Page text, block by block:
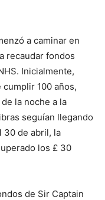
a caminar en
recaudar fondos
Inicialmente,
100 años,
la noche a la
seguían llegando
30 de abril, la
los £ 30
de Sir Captain